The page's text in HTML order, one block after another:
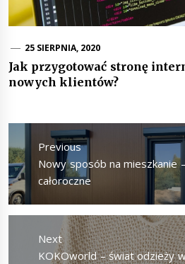
25 SIERPNIA, 2020
Jak przygotować stronę
nowych klientów?
Nawigacja
wpisuPrevious
Previous
post:
Nowy sposób na mieszkanie
całoroczne
Next
Next
KOKOworld – świat odzieży